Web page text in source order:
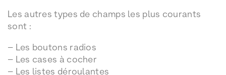
Les autres types de champs les plus courants
sont :
– Les boutons radios
– Les cases à cocher
– Les listes déroulantes